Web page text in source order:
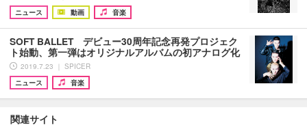
ニュース
動画 音楽
SOFT BALLET デビュー30周年記念再発プロジェク
ト始動、第一弾はオリジナルアルバムの初アナログ化
2019.7.23 ｜ SPICER
ニュース
音楽
関連サイト